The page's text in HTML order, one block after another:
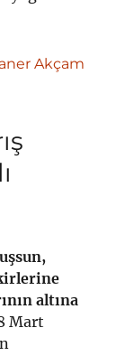
Akçam
altına
Mart